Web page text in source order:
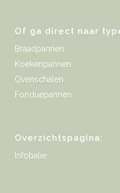
Of ga direct naar
Braadpannen
Koekenpannen
Ovenschalen
Fonduepannen
Overzichtspagina:
Infobalie